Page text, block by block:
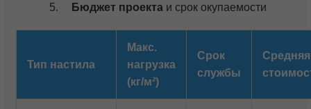
Бюджет проекта и срок окупаемости
Тип настила
Макс.
нагрузка
(кг/м²)
Срок
службы
Средняя